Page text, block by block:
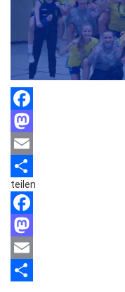
Facebook
Mastodon
Email
Teilen
teilen
Facebook
Mastodon
Email